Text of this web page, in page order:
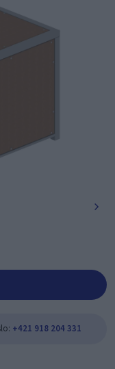
+421 918 204 331